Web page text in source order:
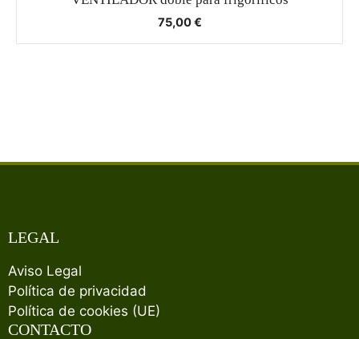
75,00€
LEGAL
Aviso Legal
Política de privacidad
Política de cookies (UE)
CONTACTO